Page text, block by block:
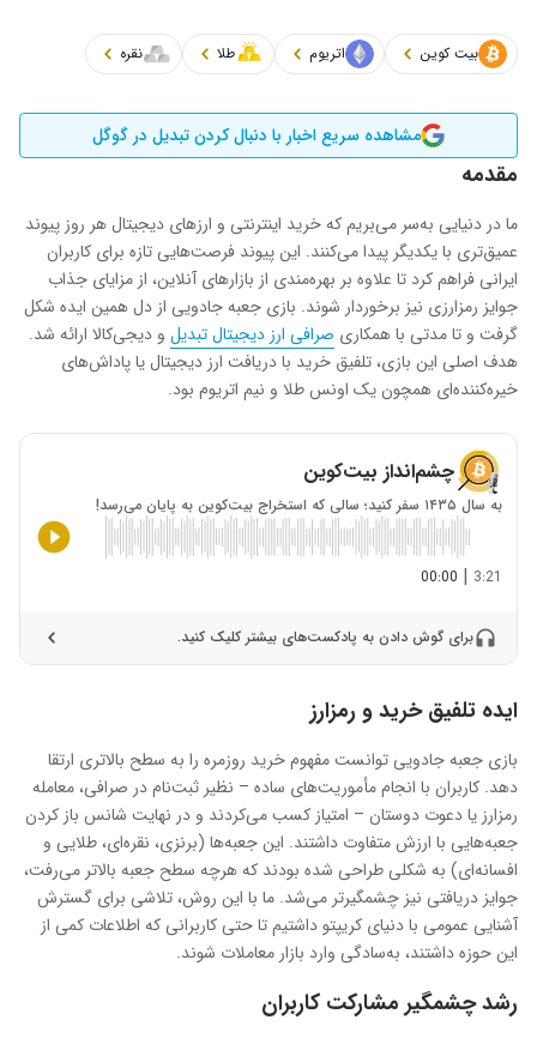
بیت کوین اتریوم طلا نقره
مشاهده سریع اخبار با دنبال کردن تبدیل در گوگل
مقدمه
ما در دنیایی به‌سر می‌بریم که خرید اینترنتی و ارزهای دیجیتال هر روز پیوند
عمیق‌تری با یکدیگر پیدا می‌کنند. این پیوند فرصت‌هایی تازه برای کاربران
ایرانی فراهم کرد تا علاوه بر بهره‌مندی از بازارهای آنلاین، از مزایای جذاب
جوایز رمزارزی نیز برخوردار شوند. بازی جعبه جادویی از دل همین ایده شکل
گرفت و تا مدتی با همکاری صرافی ارز دیجیتال تبدیل و دیجی‌کالا ارائه شد.
هدف اصلی این بازی، تلفیق خرید با دریافت ارز دیجیتال یا پاداش‌های
خیره‌کننده‌ای همچون یک اونس طلا و نیم اتریوم بود.
چشم‌انداز بیت‌کوین
به سال ۱۴۳۵ سفر کنید؛ سالی که استخراج بیت‌کوین به پایان می‌رسد!
3:21
|
00:00
برای گوش دادن به پادکست‌های بیشتر کلیک کنید.
ایده تلفیق خرید و رمزارز
بازی جعبه جادویی توانست مفهوم خرید روزمره را به سطح بالاتری ارتقا
دهد. کاربران با انجام مأموریت‌های ساده – نظیر ثبت‌نام در صرافی، معامله
رمزارز یا دعوت دوستان – امتیاز کسب می‌کردند و در نهایت شانس باز کردن
جعبه‌هایی با ارزش متفاوت داشتند. این جعبه‌ها (برنزی، نقره‌ای، طلایی و
افسانه‌ای) به شکلی طراحی شده بودند که هرچه سطح جعبه بالاتر می‌رفت،
جوایز دریافتی نیز چشمگیرتر می‌شد. ما با این روش، تلاشی برای گسترش
آشنایی عمومی با دنیای کریپتو داشتیم تا حتی کاربرانی که اطلاعات کمی از
این حوزه داشتند، به‌سادگی وارد بازار معاملات شوند.
رشد چشمگیر مشارکت کاربران